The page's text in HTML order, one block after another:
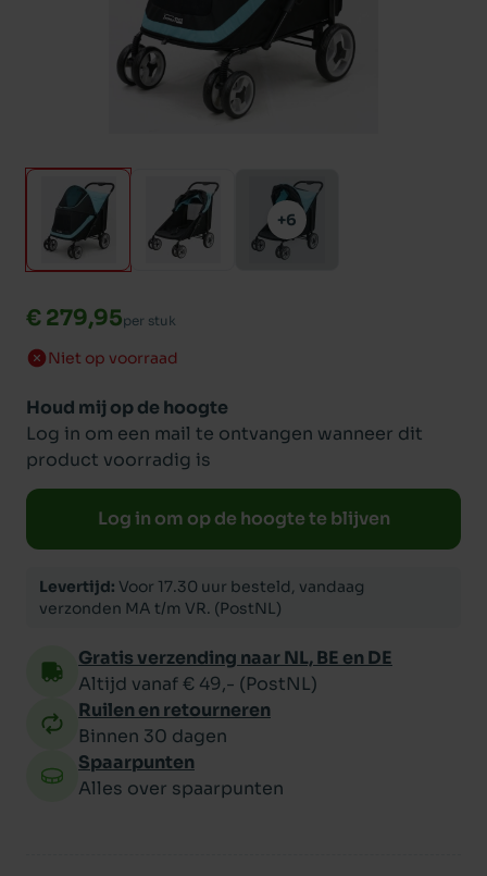
+6
€ 279,95per stuk
Niet op voorraad
Houd mij op de hoogte
Log in om een mail te ontvangen wanneer dit
product voorradig is
Log in om op de hoogte te blijven
Levertijd: Voor 17.30 uur besteld, vandaag
verzonden MA t/m VR. (PostNL)
Gratis verzending naar NL, BE en DE
Altijd vanaf € 49,- (PostNL)
Ruilen en retourneren
Binnen 30 dagen
Spaarpunten
Alles over spaarpunten